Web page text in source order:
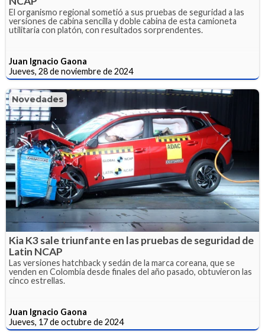
El organismo regional sometió a sus pruebas de seguridad a las
versiones de cabina sencilla y doble cabina de esta camioneta
utilitaria con platón, con resultados sorprendentes.
Juan Ignacio Gaona
Jueves, 28 de noviembre de 2024
Novedades
Kia K3 sale triunfante en las pruebas de seguridad de
Latin NCAP
Las versiones hatchback y sedán de la marca coreana, que se
venden en Colombia desde finales del año pasado, obtuvieron las
cinco estrellas.
Juan Ignacio Gaona
Jueves, 17 de octubre de 2024